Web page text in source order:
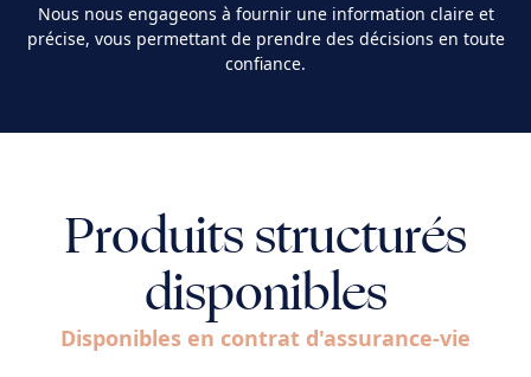
Nous nous engageons à fournir une information claire et
précise, vous permettant de prendre des décisions en toute
confiance.
Produits structurés
disponibles
Disponibles en contrat d'assurance-vie